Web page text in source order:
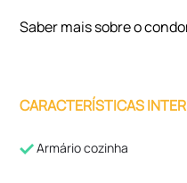
Saber mais sobre o
CARACTERÍSTICAS
Armário cozinha